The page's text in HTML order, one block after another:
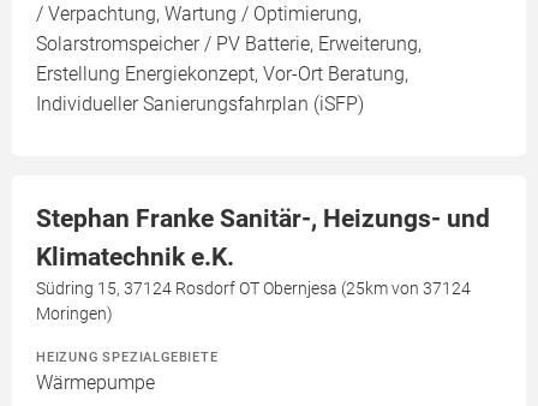
/ Verpachtung, Wartung / Optimierung,
Solarstromspeicher / PV Batterie, Erweiterung,
Erstellung Energiekonzept, Vor-Ort Beratung,
Individueller Sanierungsfahrplan (iSFP)
Stephan Franke Sanitär-, Heizungs- und
Klimatechnik e.K.
Südring 15, 37124 Rosdorf OT Obernjesa (25km von 37124
Moringen)
HEIZUNG SPEZIALGEBIETE
Wärmepumpe